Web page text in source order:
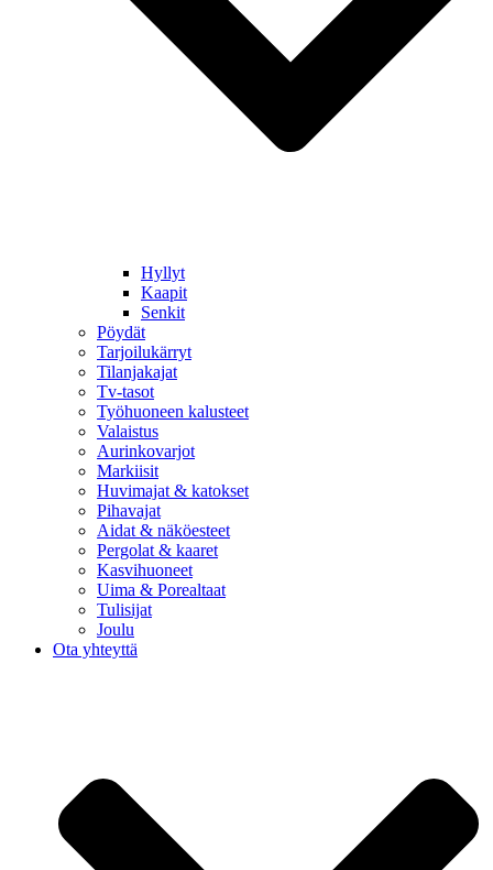
Hyllyt
Kaapit
Senkit
Pöydät
Tarjoilukärryt
Tilanjakajat
Tv-tasot
Työhuoneen kalusteet
Valaistus
Aurinkovarjot
Markiisit
Huvimajat & katokset
Pihavajat
Aidat & näköesteet
Pergolat & kaaret
Kasvihuoneet
Uima & Porealtaat
Tulisijat
Joulu
Ota yhteyttä